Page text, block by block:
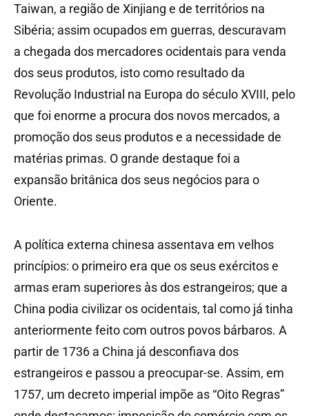
Taiwan, a região de Xinjiang e de territórios na
Sibéria; assim ocupados em guerras, descuravam
a chegada dos mercadores ocidentais para venda
dos seus produtos, isto como resultado da
Revolução Industrial na Europa do século XVIII, pelo
que foi enorme a procura dos novos mercados, a
promoção dos seus produtos e a necessidade de
matérias primas. O grande destaque foi a
expansão britânica dos seus negócios para o
Oriente.
A política externa chinesa assentava em velhos
princípios: o primeiro era que os seus exércitos e
armas eram superiores às dos estrangeiros; que a
China podia civilizar os ocidentais, tal como já tinha
anteriormente feito com outros povos bárbaros. A
partir de 1736 a China já desconfiava dos
estrangeiros e passou a preocupar-se. Assim, em
1757, um decreto imperial impõe as “Oito Regras”